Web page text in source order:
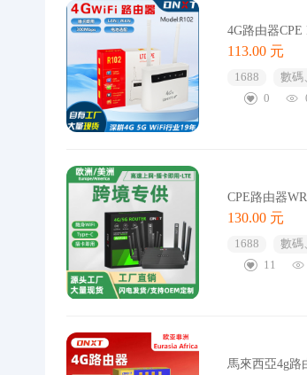
4G路由器
113.00 元
1688 數碼
0
CPE路由器
130.00 元
1688 數碼
11
馬來西亞4g路